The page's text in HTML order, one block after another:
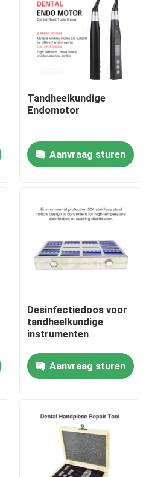
met lage snelheid
met hoge snelheid
Tandheelkundige
Endomotor
Aanvraag sturen
Desinfectiedoos voor
tandheelkundige
instrumenten
Aanvraag sturen